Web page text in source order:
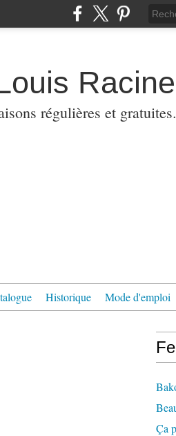
Racine
régulières et gratuites.
Historique Mode d'emploi
Ça